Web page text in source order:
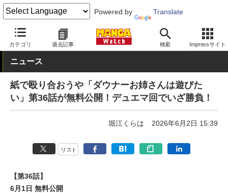
Powered by Translate
カテゴリ 過去記事 検索 Impressサイト
MANGA Watch Web/アプリ 週刊コロコロコミック
ニュース
紙で殴り合おうや「ダウナーお姉さんは遊びた
い」第36話が無料公開！デュエマ回でいざ勝負！
堀江くらは 2026年6月2日 15:39
リスト
【第36話】
6月1日 無料公開